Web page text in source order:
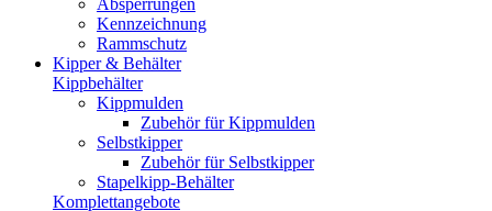
Absperrungen
Kennzeichnung
Rammschutz
Kipper & Behälter
Kippbehälter
Kippmulden
Zubehör für Kippmulden
Selbstkipper
Zubehör für Selbstkipper
Stapelkipp-Behälter
Komplettangebote